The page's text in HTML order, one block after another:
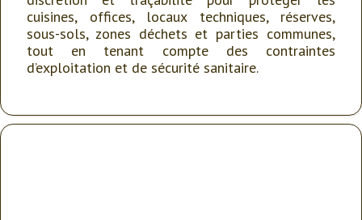
cuisines, offices, locaux techniques, réserves,
sous-sols, zones déchets et parties communes,
tout en tenant compte des contraintes
d’exploitation et de sécurité sanitaire.